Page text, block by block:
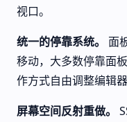
视口。
统一的停靠系统。
面
移动，大多数停靠面
作方式自由调整编辑器
屏幕空间反射重做。